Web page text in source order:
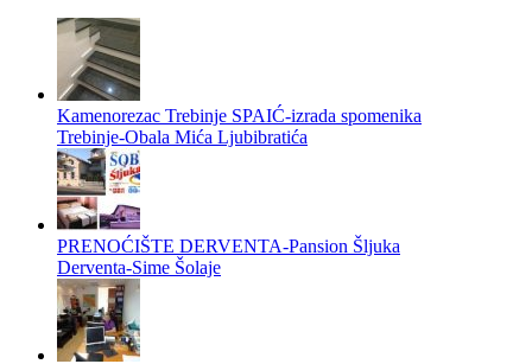
Kamenorezac Trebinje SPAIĆ-izrada spomenika
Trebinje-Obala Mića Ljubibratića
PRENOĆIŠTE DERVENTA-Pansion Šljuka
Derventa-Sime Šolaje